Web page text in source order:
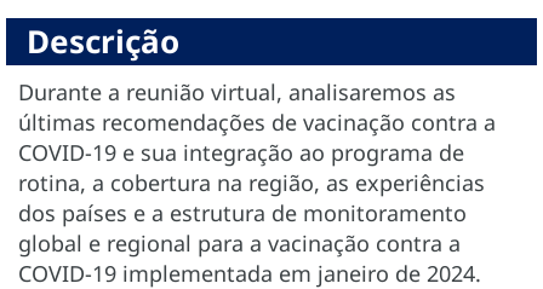
Descrição
Durante a reunião virtual, analisaremos as
últimas recomendações de vacinação contra a
COVID-19 e sua integração ao programa de
rotina, a cobertura na região, as experiências
dos países e a estrutura de monitoramento
global e regional para a vacinação contra a
COVID-19 implementada em janeiro de 2024.